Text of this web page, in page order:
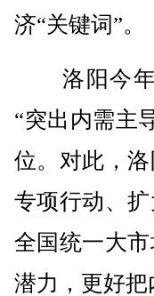
济“关键词”。
洛阳今年
“突出内需主
位。对此，
专项行动、
全国统一大
潜力，更好